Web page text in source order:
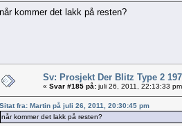
når kommer det lakk på resten?
Sv: Prosjekt Der Blitz Type 2
« Svar #185 på: juli 26, 2011, 22:13:33
Sitat fra: Martin på juli 26, 2011, 20:30:45 pm
når kommer det lakk på resten?